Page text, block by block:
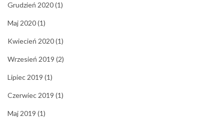
Grudzień 2020(1)
Maj 2020(1)
Kwiecień 2020(1)
Wrzesień 2019 (2)
Lipiec 2019 (1)
Czerwiec 2019 (1)
Maj 2019 (1)